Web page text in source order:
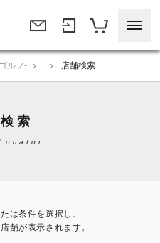
ルフ- 店舗検索
索
は条件を選択し、
舗が表示されます。